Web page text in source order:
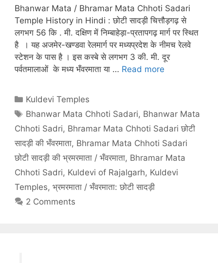
Bhanwar Mata / Bhramar Mata Chhoti Sadari
Temple History in Hindi : छोटी सादड़ी चित्तौड़गढ़ से
लगभग 56 कि . मी. दक्षिण में निम्बाहेड़ा-प्रतापगढ़ मार्ग पर स्थित
है । यह अजमेर-खण्डवा रेलमार्ग पर मध्यप्रदेश के नीमच रेलवे
स्टेशन के पास है । इस कस्बे से लगभग 3 की. मी. दूर
पर्वतमालाओं के मध्य भँवरमाता या … Read more
Categories
Kuldevi Temples
Tags
Bhanwar Mata Chhoti Sadari, Bhanwar Mata
Chhoti Sadri, Bhramar Mata Chhoti Sadari छोटी
सादड़ी की भँवरमाता, Bhramar Mata Chhoti Sadari
छोटी सादड़ी की भ्रमरमाता / भँवरमाता, Bhramar Mata
Chhoti Sadri, Kuldevi of Rajalgarh, Kuldevi
Temples, भ्रमरमाता / भँवरमाता: छोटी सादड़ी
2 Comments